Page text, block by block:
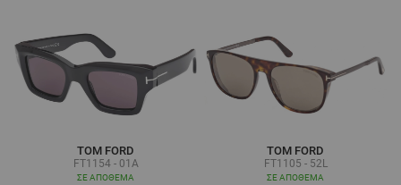
TOM FORD
FT1154 - 01A
ΣΕ ΑΠΌΘΕΜΑ
TOM FORD
FT1105 - 52L
ΣΕ ΑΠΌΘΕΜΑ